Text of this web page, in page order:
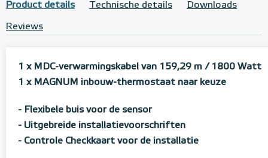
Product details Technische details Downloads
Reviews
1 x MDC-verwarmingskabel van 159,29 m / 1800 Watt
1 x MAGNUM inbouw-thermostaat naar keuze
- Flexibele buis voor de sensor
- Uitgebreide installatievoorschriften
- Controle Checkkaart voor de installatie